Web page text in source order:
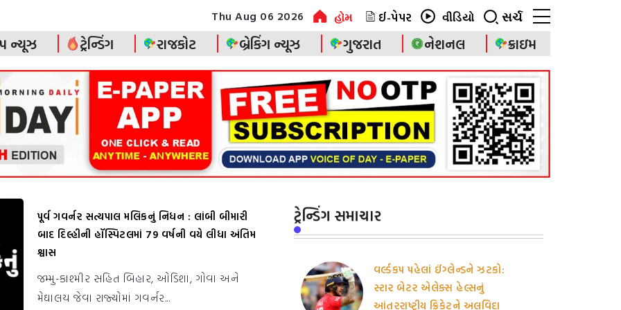
Thu Aug 06 2026 હોમ ઈ-પેપર વીડિયો સર્ચ
ન્યૂઝ ટ્રેન્ડિંગ રાજકોટ બ્રેકિંગ ન્યૂઝ ગુજરાત નેશનલ ક્રાઇમ
પૂર્વ ગવર્નર સત્યપાલ મલિકનું નિધન : લાંબી બીમારી
બાદ દિલ્હીની હૉસ્પિટલમાં 79 વર્ષની વયે લીધા અંતિમ
શ્વાસ
જમ્મુ-કાશ્મીર સહિત બિહાર, ઓડિશા, ગોવા અને
મેઘાલય જેવા રાજ્યોમાં ગવર્નર...
ટ્રેન્ડિંગ સમાચાર
વર્લ્ડકપ પહેલાં ઈંગ્લેન્ડને ઝટકો:
સ્ટાર બેટર એલેક્સ હેલ્સનું
આંતરરાષ્ટ્રીય ક્રિકેટને અલવિદા